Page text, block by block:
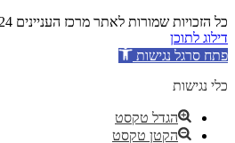
כל הזכויות שמורות לאתר מרכז העניינים 2024
דילוג לתוכן
פתח סרגל נגישות
כלי נגישות
הגדל טקסט
הקטן טקסט